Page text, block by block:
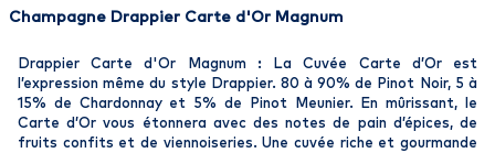
Champagne Drappier Carte d'Or Magnum
Drappier Carte d'Or Magnum : La Cuvée Carte d’Or est
l’expression même du style Drappier. 80 à 90% de Pinot Noir, 5 à
15% de Chardonnay et 5% de Pinot Meunier. En mûrissant, le
Carte d’Or vous étonnera avec des notes de pain d’épices, de
fruits confits et de viennoiseries. Une cuvée riche et gourmande